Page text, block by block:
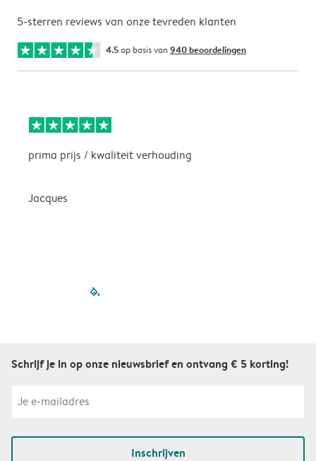
5-sterren reviews van onze tevreden klanten
4.5op basis van 940 beoordelingen
prima prijs / kwaliteit verhouding
Jacques
filled-pagination
Schrijf je in op onze nieuwsbrief en ontvang € 5 korting!
Inschrijven